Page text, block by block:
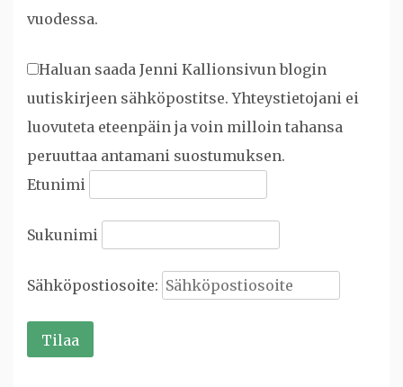
vuodessa.
Haluan saada Jenni Kallionsivun blogin
uutiskirjeen sähköpostitse. Yhteystietojani ei
luovuteta eteenpäin ja voin milloin tahansa
peruuttaa antamani suostumuksen.
Etunimi
Sukunimi
Sähköpostiosoite: